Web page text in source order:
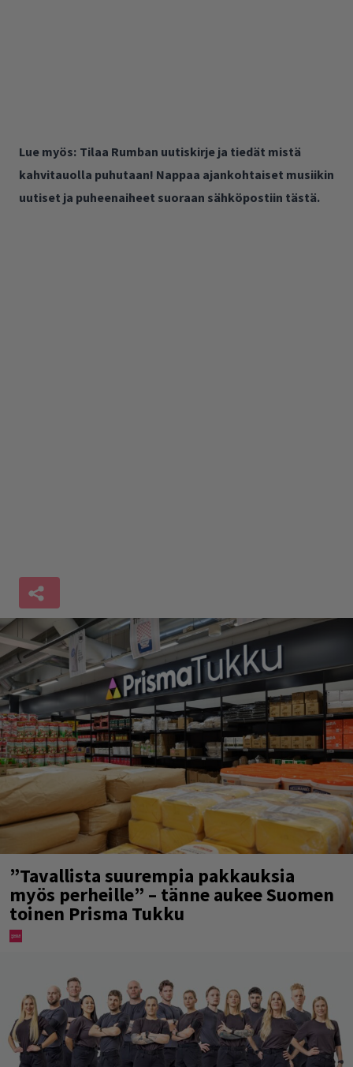
Lue myös: Tilaa Rumban uutiskirje ja tiedät mistä
kahvitauolla puhutaan! Nappaa ajankohtaiset musiikin
uutiset ja puheenaiheet suoraan sähköpostiin tästä.
”Tavallista suurempia pakkauksia
myös perheille” – tänne aukee Suomen
toinen Prisma Tukku